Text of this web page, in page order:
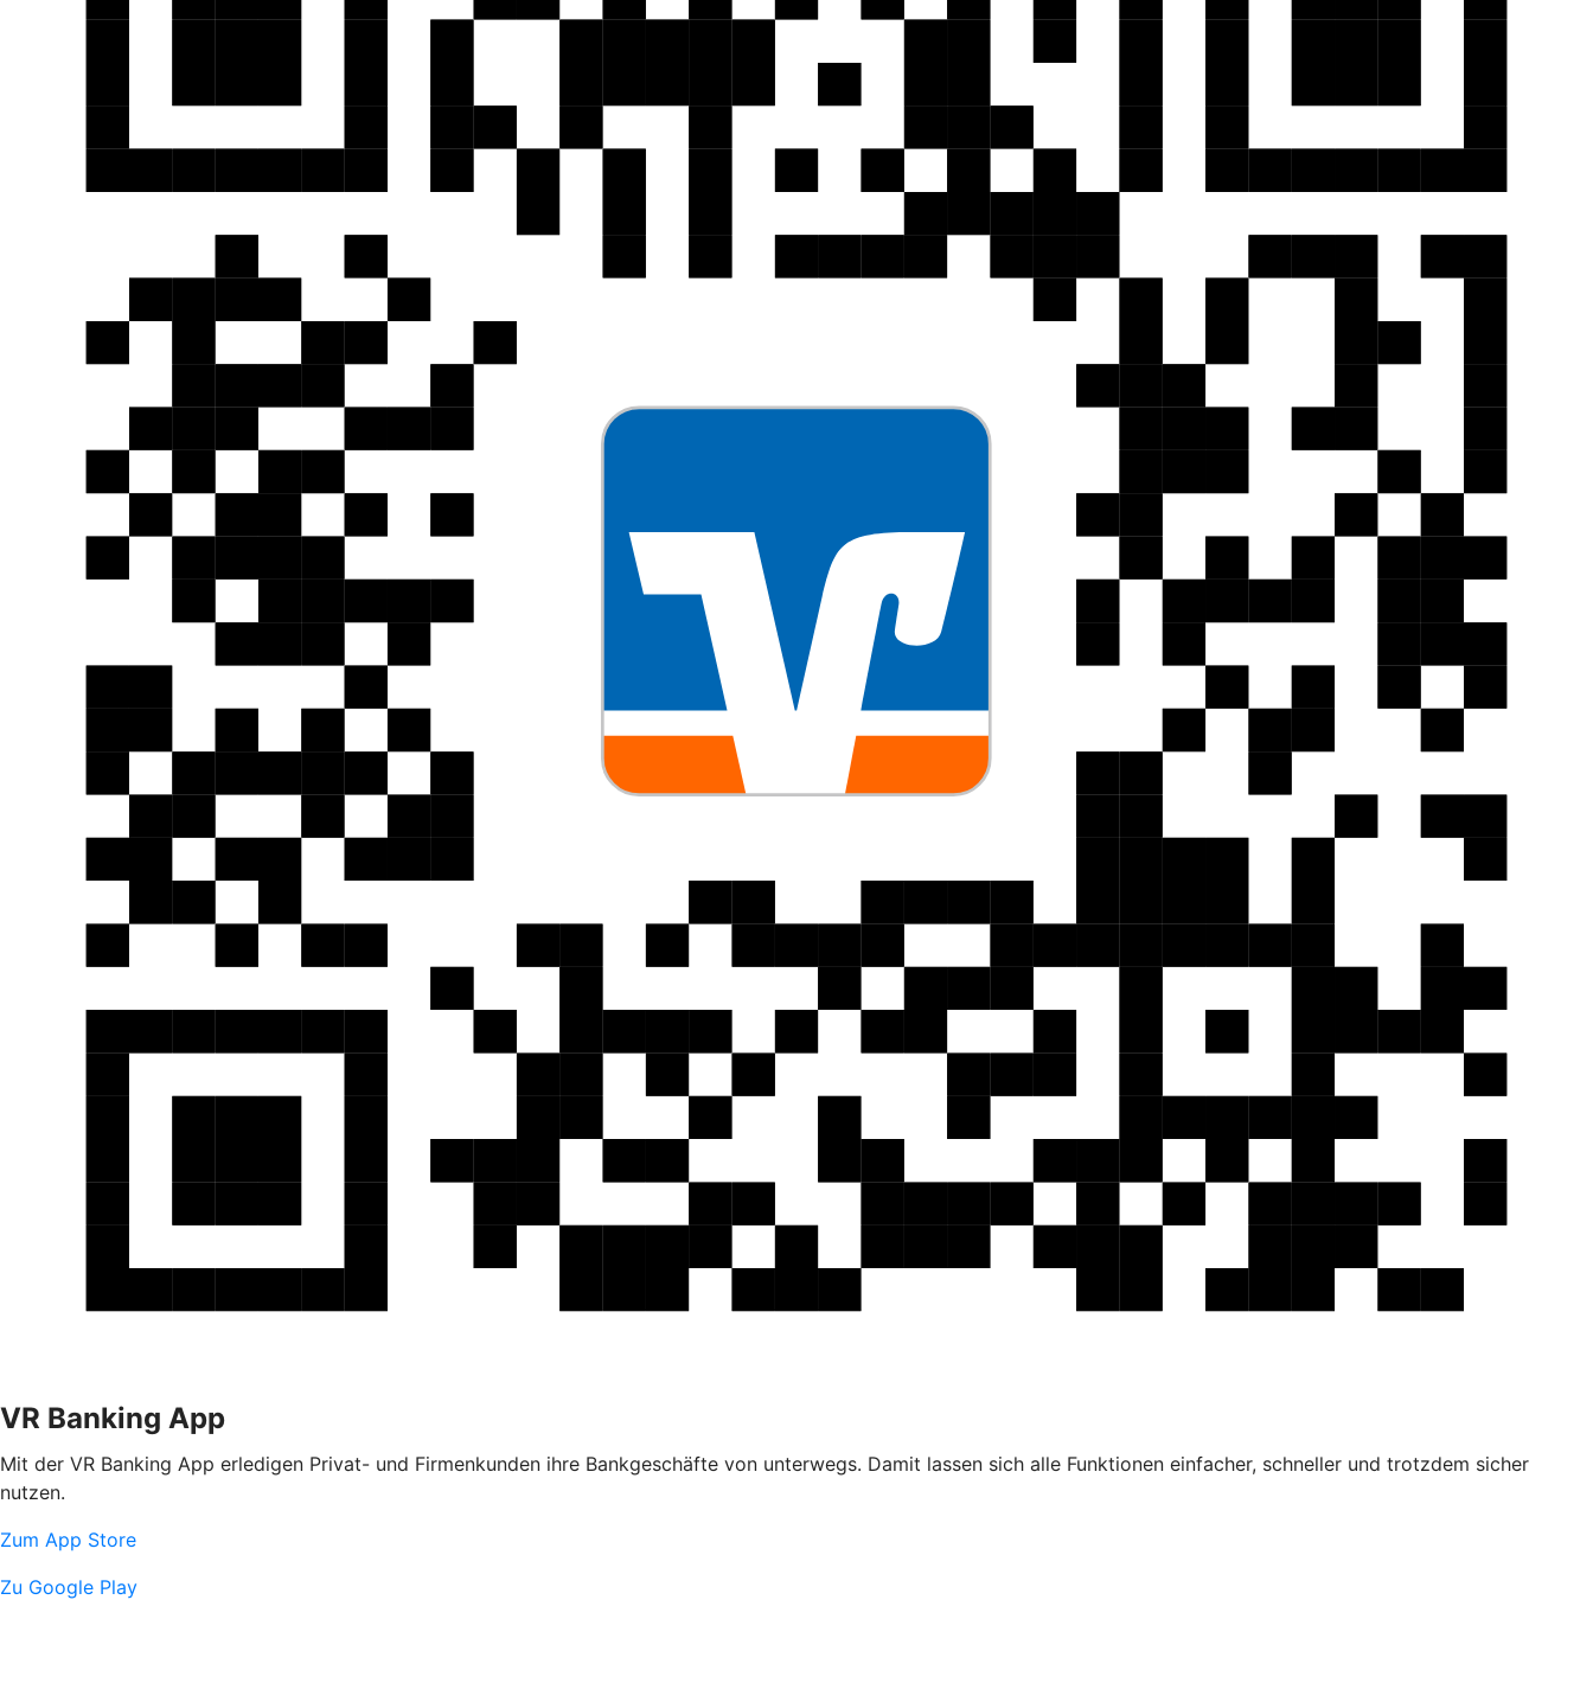
VR Banking App
Mit der VR Banking App erledigen Privat- und Firmenkunden ihre Bankgeschäfte von unterwegs. Damit lassen sich alle Funktionen einfacher, schneller und trotzdem sicher
nutzen.
Zum App Store
Zu Google Play